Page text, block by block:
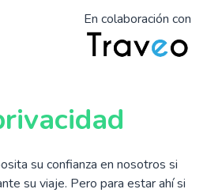
En colaboración con
su confianza en nosotros si
su viaje. Pero para estar ahí si